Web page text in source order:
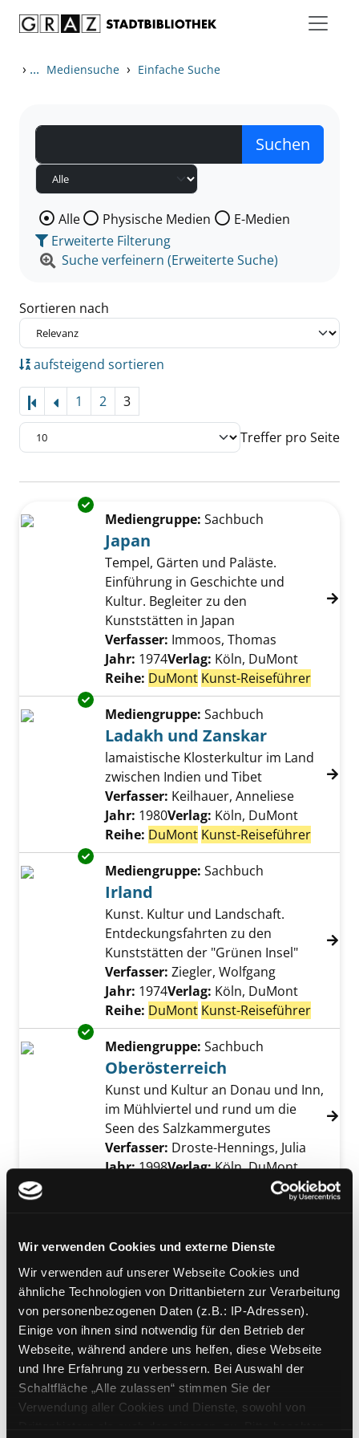
Wir verwenden Cookies und externe Dienste
Wir verwenden auf unserer Webseite Cookies und
ähnliche Technologien von Drittanbietern zur Verarbeitung
von personenbezogenen Daten (z.B.: IP-Adressen).
Einige von ihnen sind notwendig für den Betrieb der
Webseite, während andere uns helfen, diese Webseite
und Ihre Erfahrung zu verbessern. Bei Auswahl der
Schaltfläche „Alle zulassen“ stimmen Sie der
Verwendung aller Cookies und Dienste, sowohl von
› ... Mediensuche › Einfache Suche
Wählen Sie die Medienart nach der Sie suchen wollen.
Alle Physische Medien
E-Medien
Erweiterte Filterung
Suche verfeinern (Erweiterte Suche)
Sortieren nach
aufsteigend sortieren
1 2 3
Treffer pro Seite
Suchergebnis
Zu den Suchfiltern springen
Exemplar-Details von Japan anzeigen
Mediengruppe: Sachbuch
Japan
Tempel, Gärten und Paläste.
Einführung in Geschichte und
Kultur. Begleiter zu den
Kunststätten in Japan
Verfasser: Immoos, Thomas
Jahr: 1974Verlag: Köln, DuMont
Reihe: DuMont Kunst-Reiseführer
Exemplar-Details von Ladakh und Zanskar
Mediengruppe: Sachbuch
Ladakh und Zanskar
lamaistische Klosterkultur im Land
zwischen Indien und Tibet
Verfasser: Keilhauer, Anneliese
Jahr: 1980Verlag: Köln, DuMont
Reihe: DuMont Kunst-Reiseführer
Exemplar-Details von Irland anzeigen
Mediengruppe: Sachbuch
Irland
Kunst. Kultur und Landschaft.
Entdeckungsfahrten zu den
Kunststätten der "Grünen Insel"
Verfasser: Ziegler, Wolfgang
Jahr: 1974Verlag: Köln, DuMont
Reihe: DuMont Kunst-Reiseführer
Exemplar-Details von Oberösterreich
Mediengruppe: Sachbuch
Oberösterreich
Kunst und Kultur an Donau und Inn,
im Mühlviertel und rund um die
Seen des Salzkammergutes
Verfasser: Droste-Hennings, Julia
Jahr:1998Verlag:Köln, DuMont
Kunst-Reiseführer
Niederösterreich
Geschichte und Kunst des
österreichischen Kernlandes
Verfasser: Weiss, Walter M.
Suche nach
Jahr: 1997 Verlag:
Köln, DuMont
Reihe:
DuMont
Kunst-Reiseführer
Exemplar-Details von Thüringen anzeigen
Mediengruppe:Sachbuch
Thüringen